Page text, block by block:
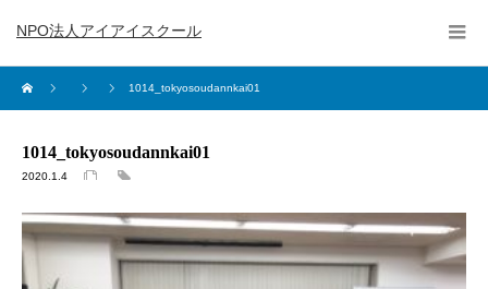
NPO法人アイアイスクール
1014_tokyosoudannkai01
1014_tokyosoudannkai01
2020.1.4